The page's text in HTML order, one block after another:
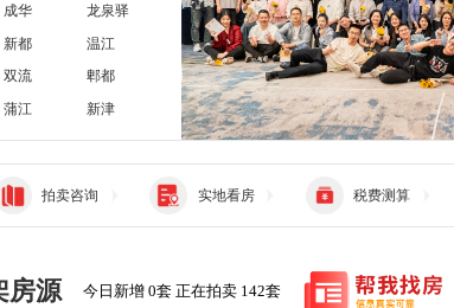
成华
龙泉驿
新都
温江
双流
郫都
蒲江
新津
彭州
邛崃
高新
天府
拍卖咨询 实地看房 税费测算
房源 今日新增 0套 正在拍卖 142套